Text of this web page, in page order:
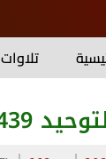
تلاوات
1439 هـ